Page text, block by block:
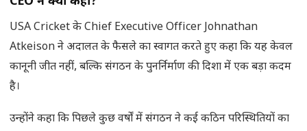
USA Cricket के Chief Executive Officer Johnathan
Atkeison ने अदालत के फैसले का स्वागत करते हुए कहा कि यह केवल
कानूनी जीत नहीं, बल्कि संगठन के पुनर्निर्माण की दिशा में एक बड़ा कदम
है।
उन्होंने कहा कि पिछले कुछ वर्षों में संगठन ने कई कठिन परिस्थितियों का